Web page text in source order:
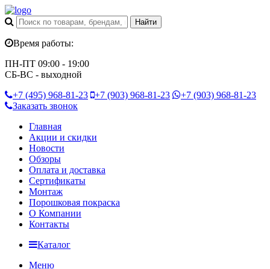
Время работы:
ПН-ПТ 09:00 - 19:00
СБ-ВС - выходной
+7 (495) 968-81-23 +7 (903) 968-81-23 +7 (903) 968-81-23
Заказать звонок
Главная
Акции и скидки
Новости
Обзоры
Оплата и доставка
Сертификаты
Монтаж
Порошковая покраска
О Компании
Контакты
Каталог
Меню